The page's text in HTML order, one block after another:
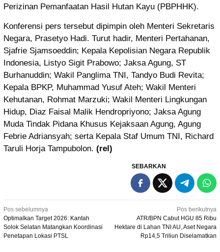
Perizinan Pemanfaatan Hasil Hutan Kayu (PBPHHK).
Konferensi pers tersebut dipimpin oleh Menteri Sekretaris
Negara, Prasetyo Hadi. Turut hadir, Menteri Pertahanan,
Sjafrie Sjamsoeddin; Kepala Kepolisian Negara Republik
Indonesia, Listyo Sigit Prabowo; Jaksa Agung, ST
Burhanuddin; Wakil Panglima TNI, Tandyo Budi Revita;
Kepala BPKP, Muhammad Yusuf Ateh; Wakil Menteri
Kehutanan, Rohmat Marzuki; Wakil Menteri Lingkungan
Hidup, Diaz Faisal Malik Hendropriyono; Jaksa Agung
Muda Tindak Pidana Khusus Kejaksaan Agung, Agung
Febrie Adriansyah; serta Kepala Staf Umum TNI, Richard
Taruli Horja Tampubolon. (rel)
SEBARKAN
Navigasi
pos
Pos sebelumnya
Optimalkan Target 2026: Kantah
Solok Selatan Matangkan Koordinasi
Penetapan Lokasi PTSL
Pos berikutnya
ATR/BPN Cabut HGU 85 Ribu
Hektare di Lahan TNI AU, Aset Negara
Rp14,5 Triliun Diselamatkan